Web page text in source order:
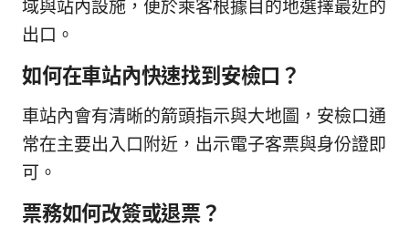
域與站內設施，便於乘客根據目的地選擇最近的
出口。
如何在車站內快速找到安檢口？
車站內會有清晰的箭頭指示與大地圖，安檢口通
常在主要出入口附近，出示電子客票與身份證即
可。
票務如何改簽或退票？